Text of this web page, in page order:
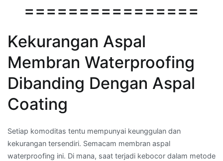
================
Kekurangan Aspal
Membran Waterproofing
Dibanding Dengan Aspal
Coating
Setiap komoditas tentu mempunyai keunggulan dan
kekurangan tersendiri. Semacam membran aspal
waterproofing ini. Di mana, saat terjadi kebocor dalam metode